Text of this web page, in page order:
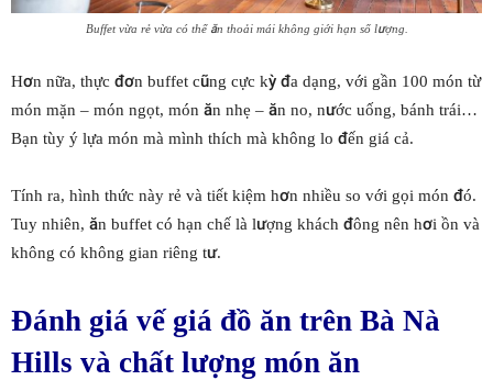
Buffet vừa rẻ vừa có thể ăn thoải mái không giới hạn số lượng.
Hơn nữa, thực đơn buffet cũng cực kỳ đa dạng, với gần 100 món từ
món mặn – món ngọt, món ăn nhẹ – ăn no, nước uống, bánh trái…
Bạn tùy ý lựa món mà mình thích mà không lo đến giá cả.
Tính ra, hình thức này rẻ và tiết kiệm hơn nhiều so với gọi món đó.
Tuy nhiên, ăn buffet có hạn chế là lượng khách đông nên hơi ồn và
không có không gian riêng tư.
Đánh giá vế giá đồ ăn trên Bà Nà
Hills và chất lượng món ăn